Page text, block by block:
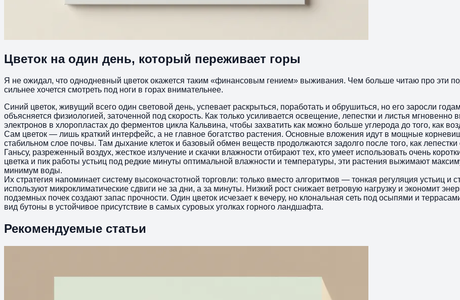
Цветок на один день, который переживает горы
Я не ожидал, что однодневный цветок окажется таким «финансовым гением» выживания. Чем больше читаю про эти
сильнее хочется смотреть под ноги в горах внимательнее.
Синий цветок, живущий всего один световой день, успевает раскрыться, поработать и обрушиться, но его заросли
объясняется физиологией, заточенной под скорость. Как только усиливается освещение, лепестки и листья мгновенно
электронов в хлоропластах до ферментов цикла Кальвина, чтобы захватить как можно больше углерода до того, как
Сам цветок — лишь краткий интерфейс, а не главное богатство растения. Основные вложения идут в мощные
стабильном слое почвы. Там дыхание клеток и базовый обмен веществ продолжаются задолго после того, как
Ганьсу, разреженный воздух, жесткое излучение и скачки влажности отбирают тех, кто умеет использовать очень
цветка и пик работы устьиц под редкие минуты оптимальной влажности и температуры, эти растения выжимают
минимум воды.
Их стратегия напоминает систему высокочастотной торговли: только вместо алгоритмов — тонкая регуляция устьиц
используют микроклиматические сдвиги не за дни, а за минуты. Низкий рост снижает ветровую нагрузку и экономит
подземных почек создают запас прочности. Один цветок исчезает к вечеру, но клональная сеть под осыпями и
вид бутоны в устойчивое присутствие в самых суровых уголках горного ландшафта.
Рекомендуемые статьи